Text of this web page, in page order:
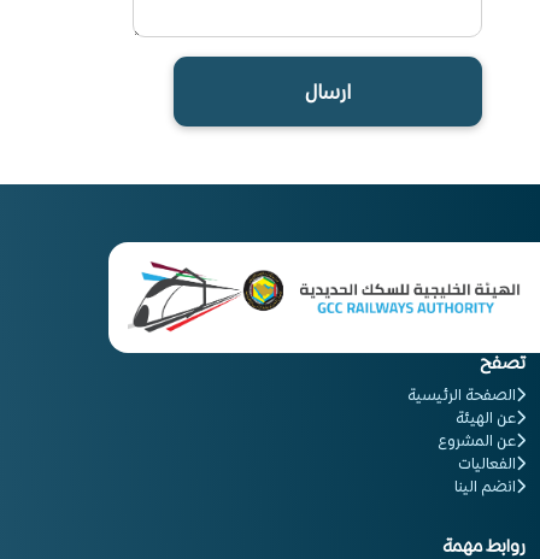
ارسال
تصفح
الصفحة الرئيسية
عن الهيئة
عن المشروع
الفعاليات
انضم الينا
روابط مهمة